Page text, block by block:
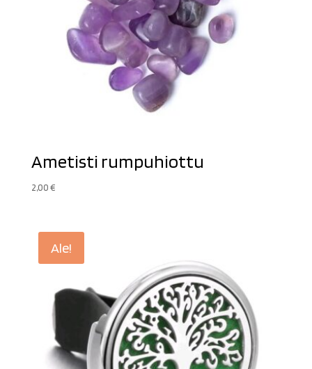
Ametisti rumpuhiottu
2,00€
Ale!